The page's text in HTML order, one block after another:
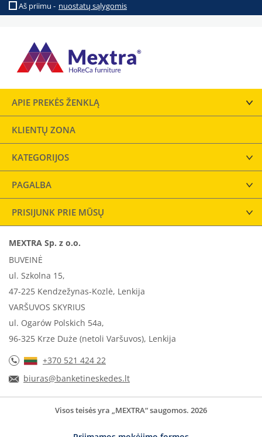
Aš priimu - nuostatų sąlygomis
APIE PREKĖS ŽENKLĄ
KLIENTŲ ZONA
KATEGORIJOS
PAGALBA
PRISIJUNK PRIE MŪSŲ
MEXTRA Sp. z o.o.
BUVEINĖ
ul. Szkolna 15,
47-225 Kendzežynas-Kozlė, Lenkija
VARŠUVOS SKYRIUS
ul. Ogarów Polskich 54a,
96-325 Krze Duże (netoli Varšuvos), Lenkija
+370 521 424 22
biuras@banketineskedes.lt
Visos teisės yra „MEXTRA“ saugomos. 2026